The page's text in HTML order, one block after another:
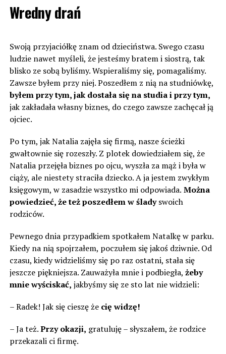
Wredny drań
Swoją przyjaciółkę znam od dzieciństwa. Swego czasu
ludzie nawet myśleli, że jesteśmy bratem i siostrą, tak
blisko ze sobą byliśmy. Wspieraliśmy się, pomagaliśmy.
Zawsze byłem przy niej. Poszedłem z nią na studniówkę,
byłem przy tym, jak dostała się na studia i przy tym,
jak zakładała własny biznes, do czego zawsze zachęcał ją
ojciec.
Po tym, jak Natalia zajęła się firmą, nasze ścieżki
gwałtownie się rozeszły. Z plotek dowiedziałem się, że
Natalia przejęła biznes po ojcu, wyszła za mąż i była w
ciąży, ale niestety straciła dziecko. A ja jestem zwykłym
księgowym, w zasadzie wszystko mi odpowiada. Można
powiedzieć, że też poszedłem w śladyswoich
rodziców.
Pewnego dnia przypadkiem spotkałem Natalkę w parku.
Kiedy na nią spojrzałem, poczułem się jakoś dziwnie. Od
czasu, kiedy widzieliśmy się po raz ostatni, stała się
jeszcze piękniejsza. Zauważyła mnie i podbiegła, żeby
mnie wyściskać, jakbyśmy się ze sto lat nie widzieli:
– Radek! Jak się cieszę że cię widzę!
– Ja też.Przy okazji, gratuluję – słyszałem, że rodzice
przekazali ci firmę.